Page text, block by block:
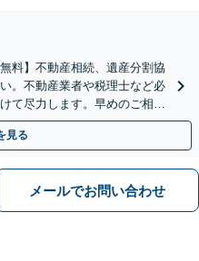
料】不動産相続、遺産分割協
。不動産業者や税理士など必
て尽力します。早めのご相談
談可】
見る
メールでお問い合わせ